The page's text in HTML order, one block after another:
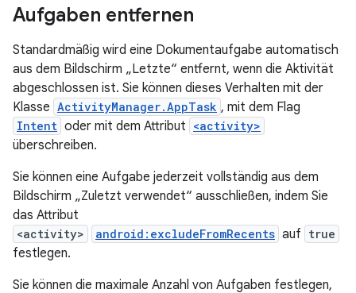
Aufgaben entfernen
Standardmäßig wird eine Dokumentaufgabe automatisch
aus dem Bildschirm „Letzte“ entfernt, wenn die Aktivität
abgeschlossen ist. Sie können dieses Verhalten mit der
Klasse ActivityManager.AppTask , mit dem Flag
Intent oder mit dem Attribut <activity>
überschreiben.
Sie können eine Aufgabe jederzeit vollständig aus dem
Bildschirm „Zuletzt verwendet“ ausschließen, indem Sie
das Attribut
<activity> android:excludeFromRecents auf true
festlegen.
Sie können die maximale Anzahl von Aufgaben festlegen,